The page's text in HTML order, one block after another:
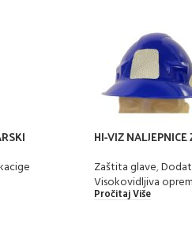
HI-VIZ
Zaštita glave,
Visokovidljiva
Pročitaj Više